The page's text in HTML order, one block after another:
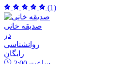
(1)
صدیقه خانی
در
روانشناسی
رایگان